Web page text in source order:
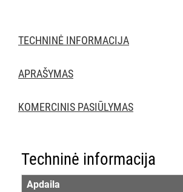
TECHNINĖ INFORMACIJA
APRAŠYMAS
KOMERCINIS PASIŪLYMAS
Techninė informacija
Apdaila